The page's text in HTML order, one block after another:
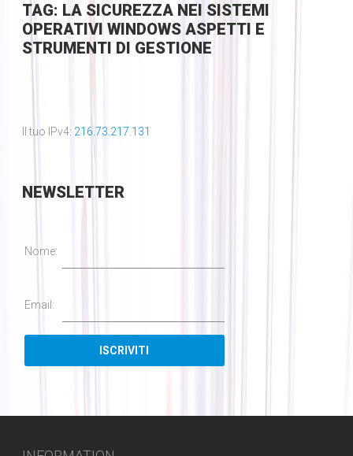
TAG: LA SICUREZZA NEI SISTEMI
OPERATIVI WINDOWS ASPETTI E
STRUMENTI DI GESTIONE
Il tuo IPv4: 216.73.217.131
NEWSLETTER
Nome:
Email: